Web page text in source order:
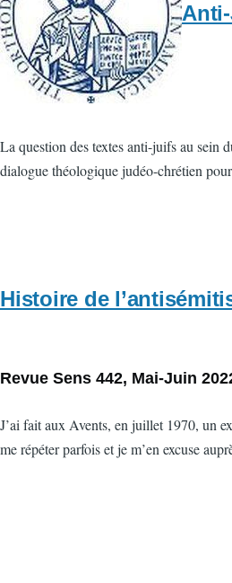
La question des textes anti-juifs au sein
dialogue théologique judéo-chrétien
Histoire de
Revue Sens 442, Mai-Juin
J’ai fait aux Avents, en juillet 1970, un
me répéter parfois et je m’en excuse